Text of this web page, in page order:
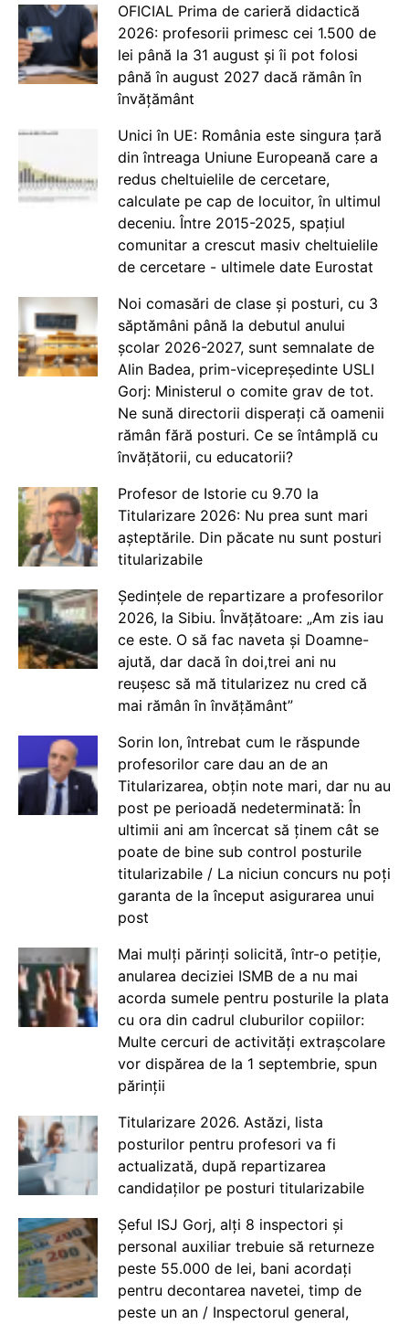
OFICIAL Prima de carieră didactică
2026: profesorii primesc cei 1.500 de
lei până la 31 august și îi pot folosi
până în august 2027 dacă rămân în
învățământ
Unici în UE: România este singura țară
din întreaga Uniune Europeană care a
redus cheltuielile de cercetare,
calculate pe cap de locuitor, în ultimul
deceniu. Între 2015-2025, spațiul
comunitar a crescut masiv cheltuielile
de cercetare - ultimele date Eurostat
Noi comasări de clase și posturi, cu 3
săptămâni până la debutul anului
școlar 2026-2027, sunt semnalate de
Alin Badea, prim-vicepreședinte USLI
Gorj: Ministerul o comite grav de tot.
Ne sună directorii disperați că oamenii
rămân fără posturi. Ce se întâmplă cu
învățătorii, cu educatorii?
Profesor de Istorie cu 9.70 la
Titularizare 2026: Nu prea sunt mari
așteptările. Din păcate nu sunt posturi
titularizabile
Ședințele de repartizare a profesorilor
2026, la Sibiu. Învățătoare: „Am zis iau
ce este. O să fac naveta și Doamne-
ajută, dar dacă în doi,trei ani nu
reușesc să mă titularizez nu cred că
mai rămân în învățământ”
Sorin Ion, întrebat cum le răspunde
profesorilor care dau an de an
Titularizarea, obțin note mari, dar nu au
post pe perioadă nedeterminată: În
ultimii ani am încercat să ținem cât se
poate de bine sub control posturile
titularizabile / La niciun concurs nu poți
garanta de la început asigurarea unui
post
Mai mulți părinți solicită, într-o petiție,
anularea deciziei ISMB de a nu mai
acorda sumele pentru posturile la plata
cu ora din cadrul cluburilor copiilor:
Multe cercuri de activități extrașcolare
vor dispărea de la 1 septembrie, spun
părinții
Titularizare 2026. Astăzi, lista
posturilor pentru profesori va fi
actualizată, după repartizarea
candidaților pe posturi titularizabile
Șeful ISJ Gorj, alți 8 inspectori și
personal auxiliar trebuie să returneze
peste 55.000 de lei, bani acordați
pentru decontarea navetei, timp de
peste un an / Inspectorul general,